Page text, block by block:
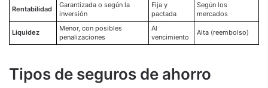
Rentabilidad
Garantizada o según la
inversión
Fija y
pactada
Según los
mercados
Liquidez
Menor, con posibles
penalizaciones
Al
vencimiento
Alta (reembolso)
Tipos de seguros de ahorro